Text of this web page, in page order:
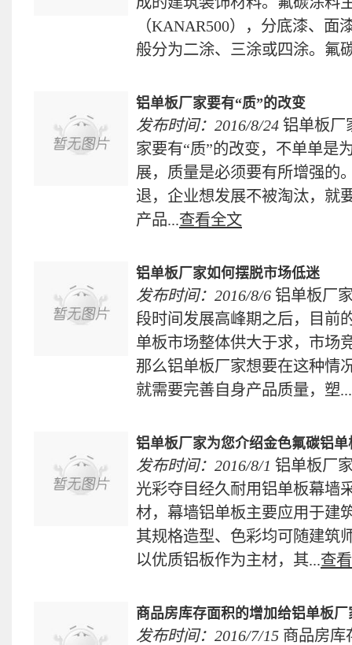
（KANAR500），分底漆、
般分为二涂、三涂或四涂。氟
铝单板厂家要有“质”的改变
发布时间：2016/8/24 铝单板厂
家要有“质”的改变，不单单是
展，质量是必须要有所增强的
退，企业想发展不被淘汰，就
产品...查看全文
铝单板厂家如何摆脱市场低迷
发布时间：2016/8/6 铝单板厂
段时间发展高峰期之后，目前
单板市场整体供大于求，市场
那么铝单板厂家想要在这种情
就需要完善自身产品质量，塑...
铝单板厂家为您介绍金色氟碳铝
发布时间：2016/8/1 铝单板厂
光彩夺目经久耐用铝单板幕墙
材，幕墙铝单板主要应用于建
其规格造型、色彩均可随建筑
以优质铝板作为主材，其...查
商品房库存面积的增加给铝单板
发布时间：2016/7/15 商品房库